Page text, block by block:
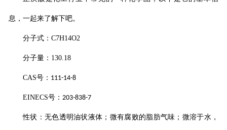
息，一起来了解下吧。
分子式： C7H14O2
分子量： 130.18
CAS号： 111-14-8
EINECS号： 203-838-7
性状：无色透明油状液体；微有腐败的脂肪气味；微溶于水，